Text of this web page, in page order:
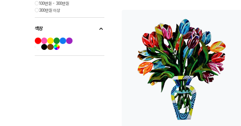
100만원 - 300만원
300만원 이상
색상